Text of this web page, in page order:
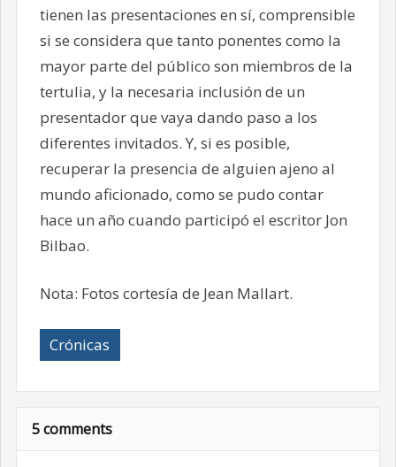
tienen las presentaciones en sí, comprensible
si se considera que tanto ponentes como la
mayor parte del público son miembros de la
tertulia, y la necesaria inclusión de un
presentador que vaya dando paso a los
diferentes invitados. Y, si es posible,
recuperar la presencia de alguien ajeno al
mundo aficionado, como se pudo contar
hace un año cuando participó el escritor Jon
Bilbao.
Nota: Fotos cortesía de Jean Mallart.
Crónicas
5 comments